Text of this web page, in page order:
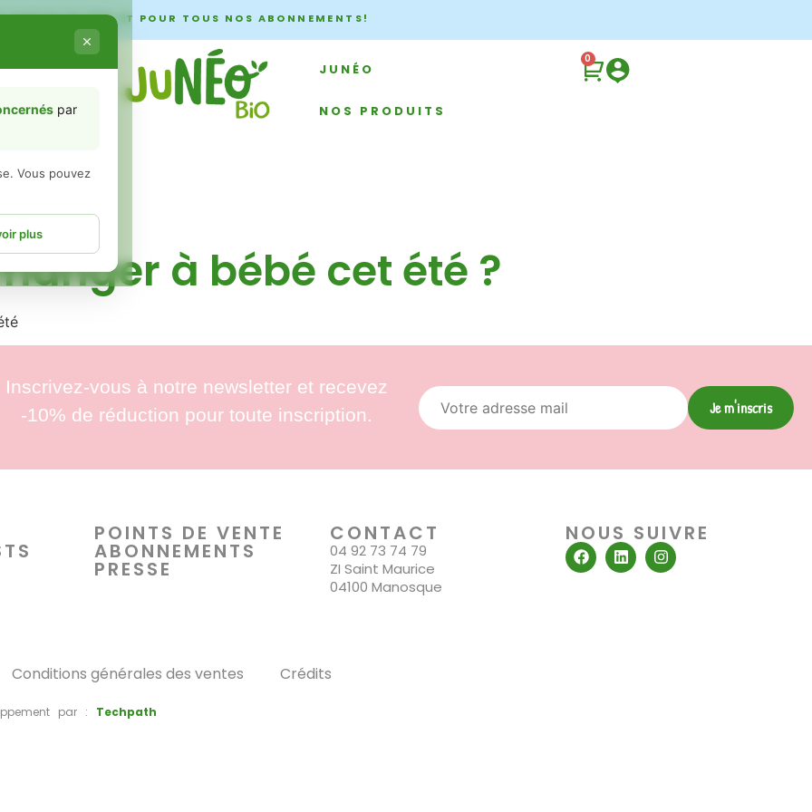
par
Vous pouvez
plus
informations
liés à un
la situation
retraits-
de ne pas
Il s'agit d'un
sont au
sont
DE 60€ ET POUR TOUS NOS ABONNEMENTS!
JUNÉO
NOS PRODUITS
0
DE BÉBÉ
à bébé cet été ?
Inscrivez-vous à notre newsletter et recevez
-10% de réduction pour toute inscription.
Je m'inscris
POINTS DE VENTE
ABONNEMENTS
PRESSE
CONTACT
04 92 73 74 79
ZI Saint Maurice
04100 Manosque
NOUS SUIVRE
Conditions générales des ventes Crédits
par : Techpath